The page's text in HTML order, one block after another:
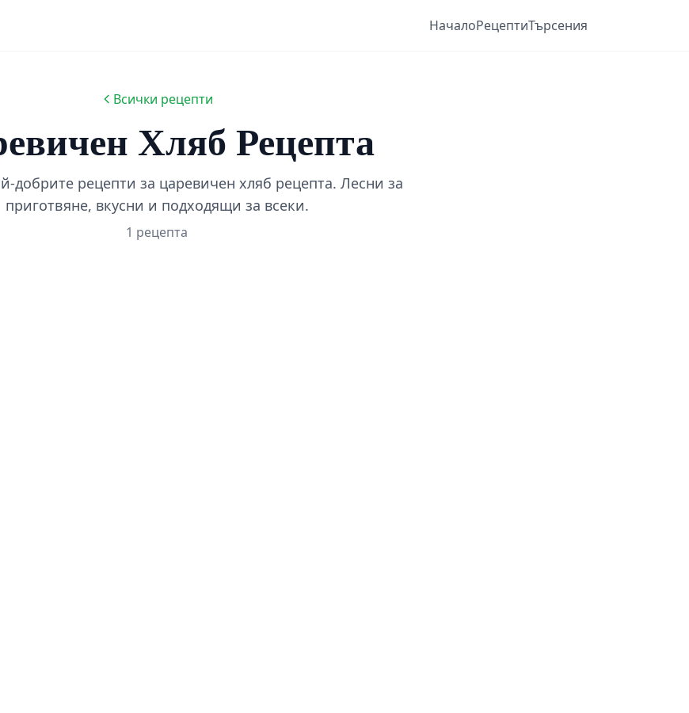
НачалоРецептиТърсения
Всички рецепти
Хляб Рецепта
добрите рецепти за царевичен хляб рецепта. Лесни за
приготвяне, вкусни и подходящи за всеки.
1 рецепта